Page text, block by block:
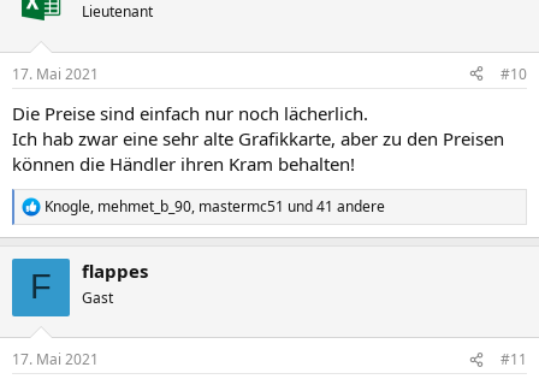
e
:
Lieutenant
17. Mai 2021 #10
Die Preise sind einfach nur noch lächerlich.
Ich hab zwar eine sehr alte Grafikkarte, aber zu den Preisen
können die Händler ihren Kram behalten!
R
e
e
Knogle, mehmet_b_90, mastermc51 und 41 andere
F flappes
Gast
17. Mai 2021 #11